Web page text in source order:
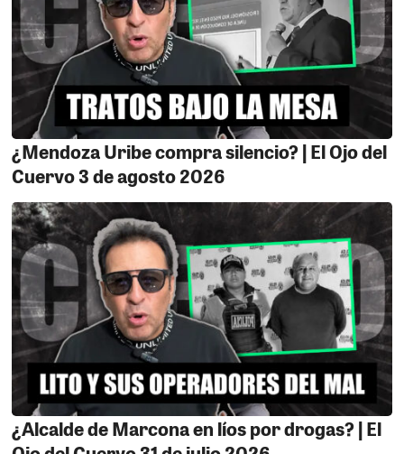
violentó las oficinas del Gobierno Regional de Ica,
faltándonos el respeto a todos. La nueva consejera
delegada de manera enérgica dijo que Jorge Bravo
pretende utilizar el caso del terreno para el hospital de
esa provincia con fines políticos.
¿Mendoza Uribe compra silencio? | El Ojo del
Cuervo 3 de agosto 2026
¿Alcalde de Marcona en líos por drogas? | El